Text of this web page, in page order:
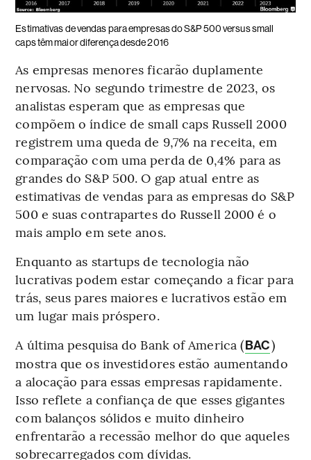
Estimativas de vendas para empresas do S&P 500 versus small
caps têm maior diferença desde 2016
As empresas menores ficarão duplamente
nervosas. No segundo trimestre de 2023, os
analistas esperam que as empresas que
compõem o índice de small caps Russell 2000
registrem uma queda de 9,7% na receita, em
comparação com uma perda de 0,4% para as
grandes do S&P 500. O gap atual entre as
estimativas de vendas para as empresas do S&P
500 e suas contrapartes do Russell 2000 é o
mais amplo em sete anos.
Enquanto as startups de tecnologia não
lucrativas podem estar começando a ficar para
trás, seus pares maiores e lucrativos estão em
um lugar mais próspero.
A última pesquisa do Bank of America (BAC)
mostra que os investidores estão aumentando
a alocação para essas empresas rapidamente.
Isso reflete a confiança de que esses gigantes
com balanços sólidos e muito dinheiro
enfrentarão a recessão melhor do que aqueles
sobrecarregados com dívidas.